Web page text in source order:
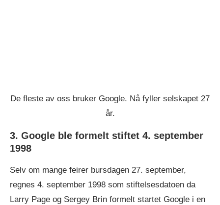
De fleste av oss bruker Google. Nå fyller selskapet 27
år.
3. Google ble formelt stiftet 4. september
1998
Selv om mange feirer bursdagen 27. september,
regnes 4. september 1998 som stiftelsesdatoen da
Larry Page og Sergey Brin formelt startet Google i en